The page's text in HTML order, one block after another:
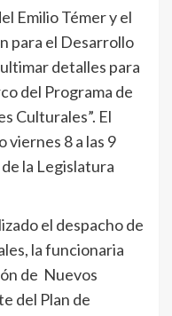
Emilio Témer y el
para el Desarrollo
detalles para
del Programa de
Culturales”. El
viernes 8 a las 9
la Legislatura
el despacho de
la funcionaria
de Nuevos
del Plan de